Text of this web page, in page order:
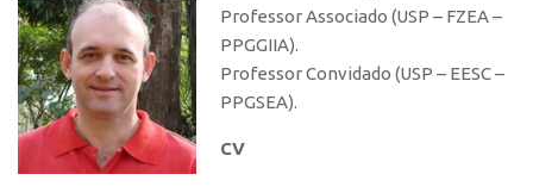
Professor Associado (USP – FZEA –
PPGGIIA).
Professor Convidado (USP – EESC –
PPGSEA).
CV